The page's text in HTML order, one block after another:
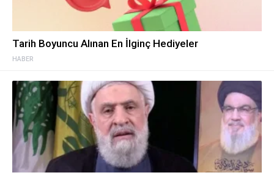
HABER
Tarih Boyuncu Alınan En İlginç Hediyeler